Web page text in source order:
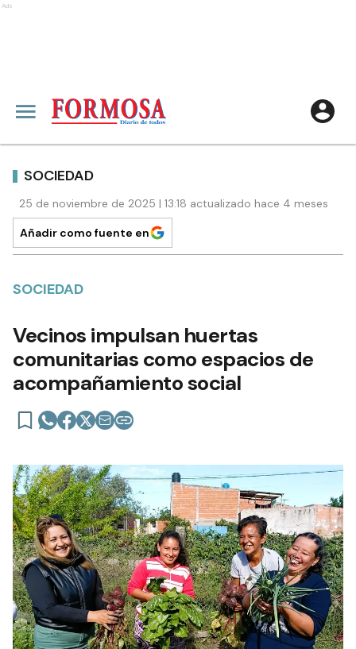
Ads
SOCIEDAD
25 de noviembre de 2025 | 13:18 actualizado hace 4 meses
Añadir como fuente en
SOCIEDAD
Vecinos impulsan huertas
comunitarias como espacios de
acompañamiento social